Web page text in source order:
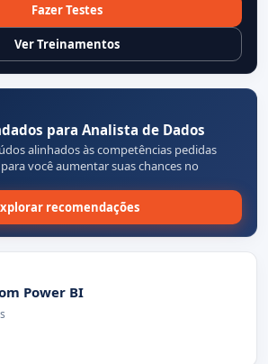
Fazer Testes
Ver Treinamentos
para Analista de Dados
alinhados às competências pedidas
você aumentar suas chances no
recomendações
Power BI